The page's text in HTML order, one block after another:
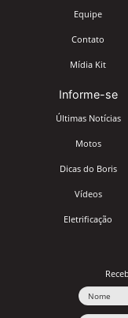
Equipe
Contato
Mídia Kit
Informe-se
Últimas Notícias
Motos
Dicas do Boris
Vídeos
Eletrificação